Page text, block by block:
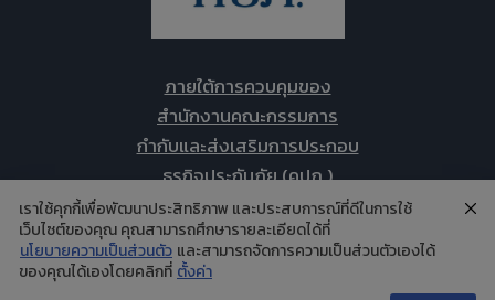
ภายใต้การควบคุมของ
สำนักงานคณะกรรมการ
กำกับและส่งเสริมการประกอบ
ธุรกิจประกันภัย (คปภ.)
เราใช้คุกกี้เพื่อพัฒนาประสิทธิภาพ และประสบการณ์ที่ดีในการใช้
เว็บไซต์ของคุณ คุณสามารถศึกษารายละเอียดได้ที่
นโยบายความเป็นส่วนตัว และสามารถจัดการความเป็นส่วนตัวเองได้
ของคุณได้เองโดยคลิกที่ ตั้งค่า